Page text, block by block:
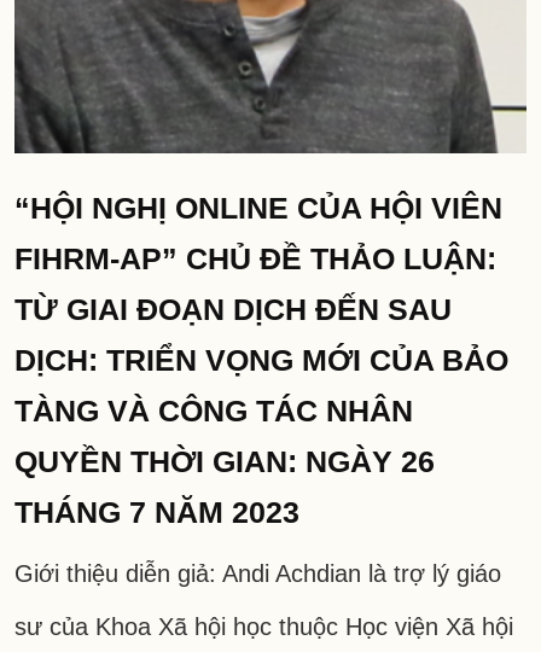
“HỘI NGHỊ ONLINE CỦA HỘI VIÊN
FIHRM-AP” CHỦ ĐỀ THẢO LUẬN:
TỪ GIAI ĐOẠN DỊCH ĐẾN SAU
DỊCH: TRIỂN VỌNG MỚI CỦA BẢO
TÀNG VÀ CÔNG TÁC NHÂN
QUYỀN THỜI GIAN: NGÀY 26
THÁNG 7 NĂM 2023
Giới thiệu diễn giả: Andi Achdian là trợ lý giáo
sư của Khoa Xã hội học thuộc Học viện Xã hội